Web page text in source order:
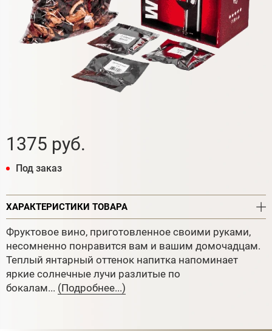
1375 руб.
Под заказ
ХАРАКТЕРИСТИКИ ТОВАРА
Фруктовое вино, приготовленное своими руками,
несомненно понравится вам и вашим домочадцам.
Теплый янтарный оттенок напитка напоминает
яркие солнечные лучи разлитые по
бокалам... (Подробнее...)